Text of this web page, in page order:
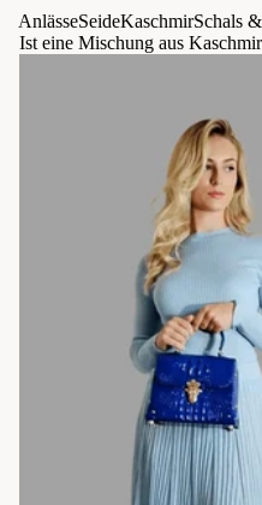
AnlässeSeideKaschmirSchals
Ist eine Mischung aus